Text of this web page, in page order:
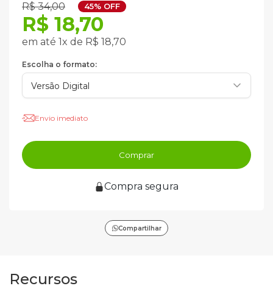
R$ 34,00 45% OFF
R$ 18,70
em até 1x de R$ 18,70
Escolha o formato:
Envio imediato
Comprar
Compra segura
Compartilhar
Recursos